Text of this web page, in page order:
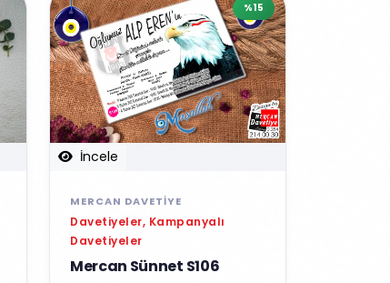
İncele
%15
MERCAN DAVETIYE
Davetiyeler, Kampanyalı
Davetiyeler
Mercan Sünnet S106